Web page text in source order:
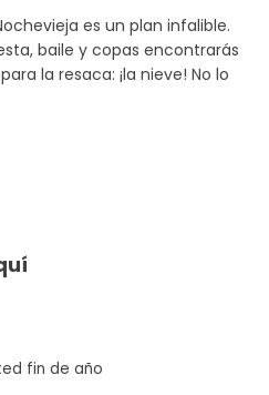
es un plan infalible.
baile y copas encontrarás
la resaca: ¡la nieve! No lo
fin de año